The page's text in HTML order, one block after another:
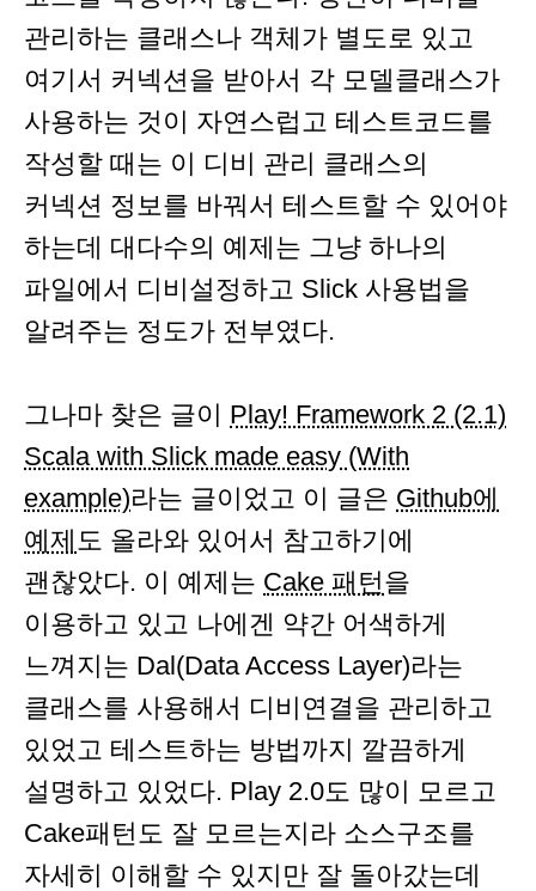
관리하는 클래스나 객체가 별도로 있고
여기서 커넥션을 받아서 각 모델클래스가
사용하는 것이 자연스럽고 테스트코드를
작성할 때는 이 디비 관리 클래스의
커넥션 정보를 바꿔서 테스트할 수 있어야
하는데 대다수의 예제는 그냥 하나의
파일에서 디비설정하고 Slick 사용법을
알려주는 정도가 전부였다.
그나마 찾은 글이 Play! Framework 2 (2.1)
Scala with Slick made easy (With
example)라는 글이었고 이 글은 Github에
예제 도 올라와 있어서 참고하기에
괜찮았다. 이 예제는 Cake 패턴을
이용하고 있고 나에겐 약간 어색하게
느껴지는 Dal(Data Access Layer)라는
클래스를 사용해서 디비연결을 관리하고
있었고 테스트하는 방법까지 깔끔하게
설명하고 있었다. Play 2.0도 많이 모르고
Cake패턴도 잘 모르는지라 소스구조를
자세히 이해할 수 있지만 잘 돌아갔는데